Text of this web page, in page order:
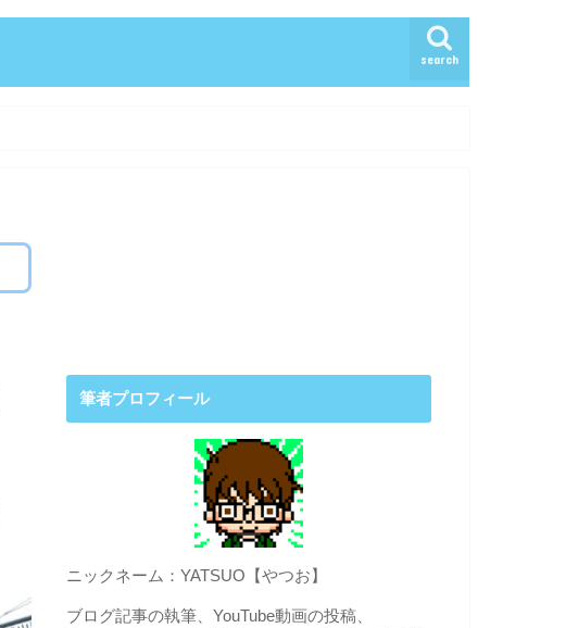
search
筆者プロフィール
ニックネーム：YATSUO【やつお】
ブログ記事の執筆、YouTube動画の投稿、